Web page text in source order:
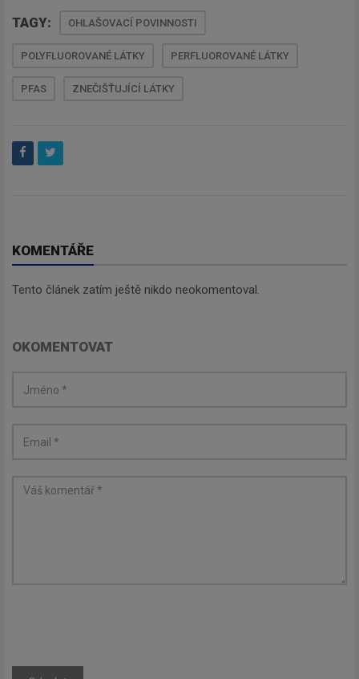
TAGY: OHLAŠOVACÍ POVINNOSTI
POLYFLUOROVANÉ LÁTKY PERFLUOROVANÉ LÁTKY
PFAS ZNEČIŠŤUJÍCÍ LÁTKY
KOMENTÁŘE
Tento článek zatím ještě nikdo neokomentoval.
OKOMENTOVAT